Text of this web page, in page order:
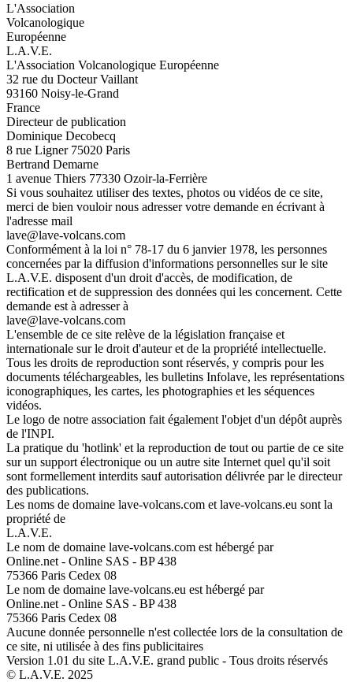
L'Association
Volcanologique
Européenne
L.A.V.E.
L'Association Volcanologique Européenne
32 rue du Docteur Vaillant
93160 Noisy-le-Grand
France
Directeur de publication
Dominique Decobecq
8 rue Ligner 75020 Paris
Bertrand Demarne
1 avenue Thiers 77330 Ozoir-la-Ferrière
Si vous souhaitez utiliser des textes, photos ou vidéos de ce site,
merci de bien vouloir nous adresser votre demande en écrivant à
l'adresse mail
lave@lave-volcans.com
Conformément à la loi n° 78-17 du 6 janvier 1978, les personnes
concernées par la diffusion d'informations personnelles sur le site
L.A.V.E. disposent d'un droit d'accès, de modification, de
rectification et de suppression des données qui les concernent. Cette
demande est à adresser à
lave@lave-volcans.com
L'ensemble de ce site relève de la législation française et
internationale sur le droit d'auteur et de la propriété intellectuelle.
Tous les droits de reproduction sont réservés, y compris pour les
documents téléchargeables, les bulletins Infolave, les représentations
iconographiques, les cartes, les photographies et les séquences
vidéos.
Le logo de notre association fait également l'objet d'un dépôt auprès
de l'INPI.
La pratique du 'hotlink' et la reproduction de tout ou partie de ce site
sur un support électronique ou un autre site Internet quel qu'il soit
sont formellement interdits sauf autorisation délivrée par le directeur
des publications.
Les noms de domaine lave-volcans.com et lave-volcans.eu sont la
propriété de
L.A.V.E.
Le nom de domaine lave-volcans.com est hébergé par
Online.net - Online SAS - BP 438
75366 Paris Cedex 08
Le nom de domaine lave-volcans.eu est hébergé par
Online.net - Online SAS - BP 438
75366 Paris Cedex 08
Aucune donnée personnelle n'est collectée lors de la consultation de
ce site, ni utilisée à des fins publicitaires
Version 1.01 du site L.A.V.E. grand public - Tous droits réservés
© L.A.V.E. 2025